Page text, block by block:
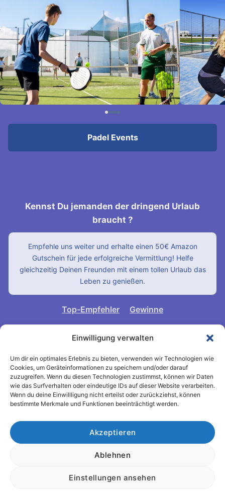
Einwilligung verwalten
Um dir ein optimales Erlebnis zu bieten, verwenden wir Technologien wie
Cookies, um Geräteinformationen zu speichern und/oder darauf
zuzugreifen. Wenn du diesen Technologien zustimmst, können wir Daten
wie das Surfverhalten oder eindeutige IDs auf dieser Website verarbeiten.
Wenn du deine Einwillligung nicht erteilst oder zurückziehst, können
bestimmte Merkmale und Funktionen beeinträchtigt werden.
Akzeptieren
Ablehnen
Einstellungen ansehen
Padel Events
Kennst Du jemanden der dringend Urlaub
braucht ?
Empfehle uns weiter und erhalte einen 50€ Amazon
Gutschein für jede erfolgreiche Vermittlung! Helfe
gleichzeitig Deinen Freunden mit einem tollen Urlaub das
Leben zu genießen.
Top-Empfehler Gewinne
Jetzt weiterempfehlen
Kontakt speichern
Impressum Datenschutz
© 2026 Padelreise24. Alle Rechte vorbehalten.